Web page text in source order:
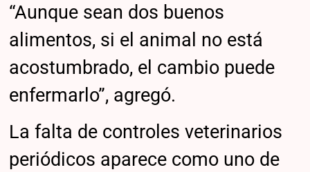
“Aunque sean dos buenos
alimentos, si el animal no está
acostumbrado, el cambio puede
enfermarlo”, agregó.
La falta de controles veterinarios
periódicos aparece como uno de